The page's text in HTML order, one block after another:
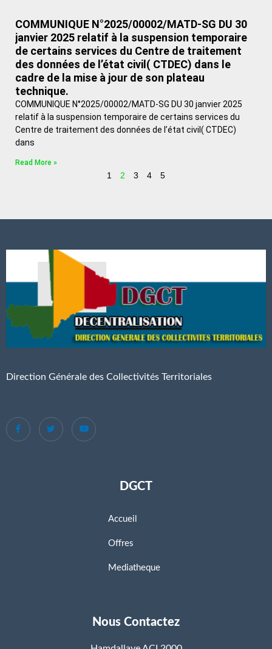
COMMUNIQUE N°2025/00002/MATD-SG DU 30
janvier 2025 relatif à la suspension temporaire
de certains services du Centre de traitement
des données de l’état civil( CTDEC) dans le
cadre de la mise à jour de son plateau
technique.
COMMUNIQUE N°2025/00002/MATD-SG DU 30 janvier 2025
relatif à la suspension temporaire de certains services du
Centre de traitement des données de l’état civil( CTDEC)
dans
Read More »
1 2 3 4 5
Direction Générale des Collectivités Territoriales
DGCT
Accueil
Offres
Mediatheque
Nous Contactez